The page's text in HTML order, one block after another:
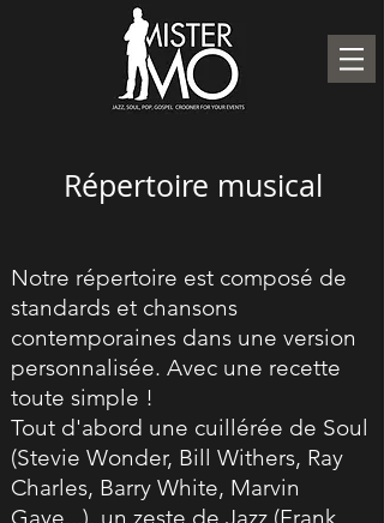
Répertoire musical
Notre répertoire est composé de
standards et chansons
contemporaines dans une version
personnalisée. Avec une recette
toute simple !
Tout d'abord une cuillérée de Soul
(Stevie Wonder, Bill Withers, Ray
Charles, Barry White, Marvin